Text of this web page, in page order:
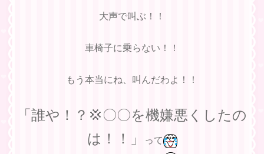
大声で叫ぶ！！
車椅子に乗らない！！
もう本当にね、叫んだわよ！！
「誰や！？💢〇〇を機嫌悪くしたの
は！！」
って